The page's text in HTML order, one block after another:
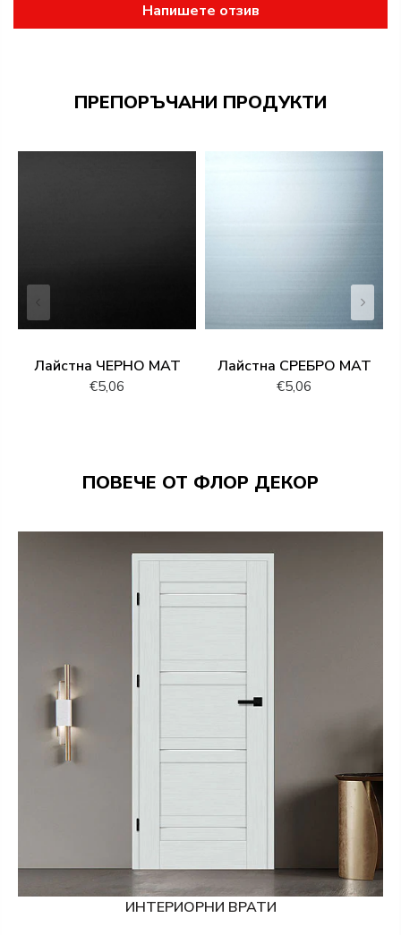
Напишете отзив
ПРЕПОРЪЧАНИ ПРОДУКТИ
Лайстна ЧЕРНО МАТ
€5,06
Лайстна СРЕБРО МАТ
€5,06
ПОВЕЧЕ ОТ ФЛОР ДЕКОР
ИНТЕРИОРНИ ВРАТИ